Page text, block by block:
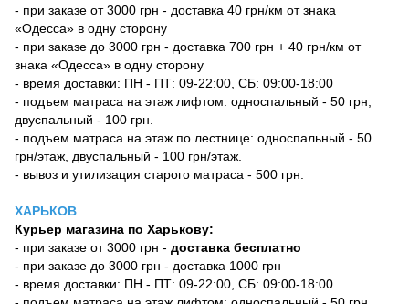
- при заказе от 3000 грн - доставка 40 грн/км от знака
«Одесса» в одну сторону
- при заказе до 3000 грн - доставка 700 грн + 40 грн/км от
знака «Одесса» в одну сторону
- время доставки: ПН - ПТ: 09-22:00, СБ: 09:00-18:00
- подъем матраса на этаж лифтом: односпальный - 50 грн,
двуспальный - 100 грн.
- подъем матраса на этаж по лестнице: односпальный - 50
грн/этаж, двуспальный - 100 грн/этаж.
- вывоз и утилизация старого матраса - 500 грн.
ХАРЬКОВ
Курьер магазина по Харькову:
- при заказе от 3000 грн - доставка бесплатно
- при заказе до 3000 грн - доставка 1000 грн
- время доставки: ПН - ПТ: 09-22:00, СБ: 09:00-18:00